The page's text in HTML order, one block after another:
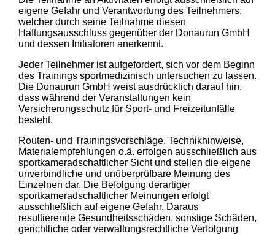
eigene Gefahr und Verantwortung des Teilnehmers,
welcher durch seine Teilnahme diesen
Haftungsausschluss gegenüber der Donaurun GmbH
und dessen Initiatoren anerkennt.
Jeder Teilnehmer ist aufgefordert, sich vor dem Beginn
des Trainings sportmedizinisch untersuchen zu lassen.
Die Donaurun GmbH weist ausdrücklich darauf hin,
dass während der Veranstaltungen kein
Versicherungsschutz für Sport- und Freizeitunfälle
besteht.
Routen- und Trainingsvorschläge, Technikhinweise,
Materialempfehlungen o.ä. erfolgen ausschließlich aus
sportkameradschaftlicher Sicht und stellen die eigene
unverbindliche und unüberprüfbare Meinung des
Einzelnen dar. Die Befolgung derartiger
sportkameradschaftlicher Meinungen erfolgt
ausschließlich auf eigene Gefahr. Daraus
resultierende Gesundheitsschäden, sonstige Schäden,
gerichtliche oder verwaltungsrechtliche Verfolgung